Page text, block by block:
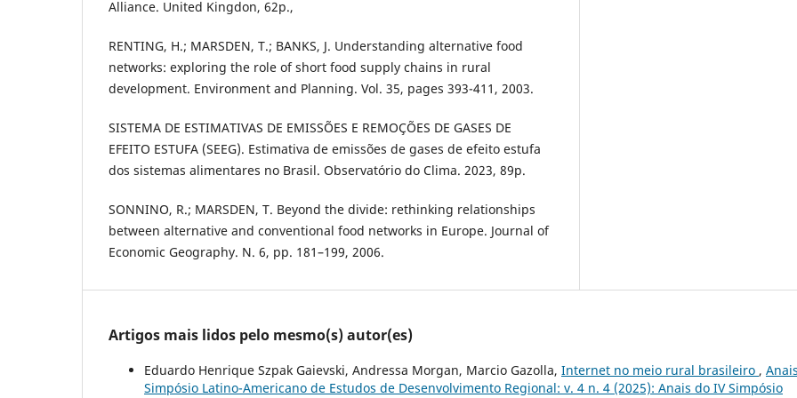
Alliance. United Kingdon, 62p.,
RENTING, H.; MARSDEN, T.; BANKS, J. Understanding alternative food
networks: exploring the role of short food supply chains in rural
development. Environment and Planning. Vol. 35, pages 393-411, 2003.
SISTEMA DE ESTIMATIVAS DE EMISSÕES E REMOÇÕES DE GASES DE
EFEITO ESTUFA (SEEG). Estimativa de emissões de gases de efeito estufa
dos sistemas alimentares no Brasil. Observatório do Clima. 2023, 89p.
SONNINO, R.; MARSDEN, T. Beyond the divide: rethinking relationships
between alternative and conventional food networks in Europe. Journal of
Economic Geography. N. 6, pp. 181–199, 2006.
Artigos mais lidos pelo mesmo(s) autor(es)
Eduardo Henrique Szpak Gaievski, Andressa Morgan, Marcio Gazolla, Internet no meio rural brasileiro ,
Simpósio Latino-Americano de Estudos de Desenvolvimento Regional: v. 4 n. 4 (2025): Anais do IV Simpósio